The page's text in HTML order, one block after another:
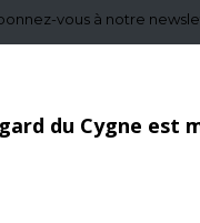
vous à notre
du Cygne est